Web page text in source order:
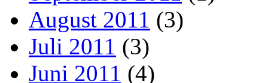
August 2011 (3)
Juli 2011 (3)
Juni 2011 (4)